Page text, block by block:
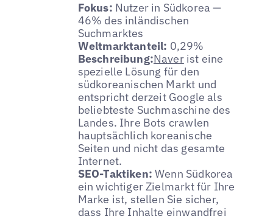
Fokus: Nutzer in Südkorea —
46% des inländischen
Suchmarktes
Weltmarktanteil: 0,29%
Beschreibung:Naverist eine
spezielle Lösung für den
südkoreanischen Markt und
entspricht derzeit Google als
beliebteste Suchmaschine des
Landes. Ihre Bots crawlen
hauptsächlich koreanische
Seiten und nicht das gesamte
Internet.
SEO-Taktiken: Wenn Südkorea
ein wichtiger Zielmarkt für Ihre
Marke ist, stellen Sie sicher,
dass Ihre Inhalte einwandfrei